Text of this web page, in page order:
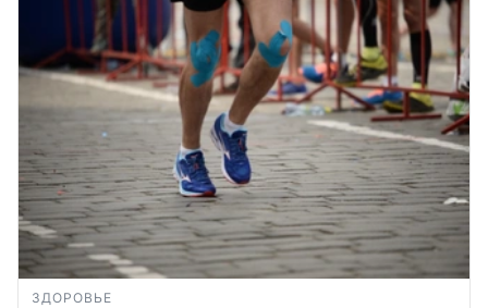
ЗДОРОВЬЕ